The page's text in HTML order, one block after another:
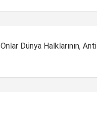
Onlar Dünya Halklarının,